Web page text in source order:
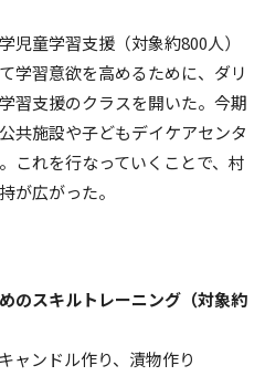
児童学習支援（対象約800人）
学習意欲を高めるために、ダリ
習支援のクラスを開いた。今期
共施設や子どもデイケアセンタ
これを行なっていくことで、村
が広がった。
のスキルトレーニング（対象約
ャンドル作り、漬物作り